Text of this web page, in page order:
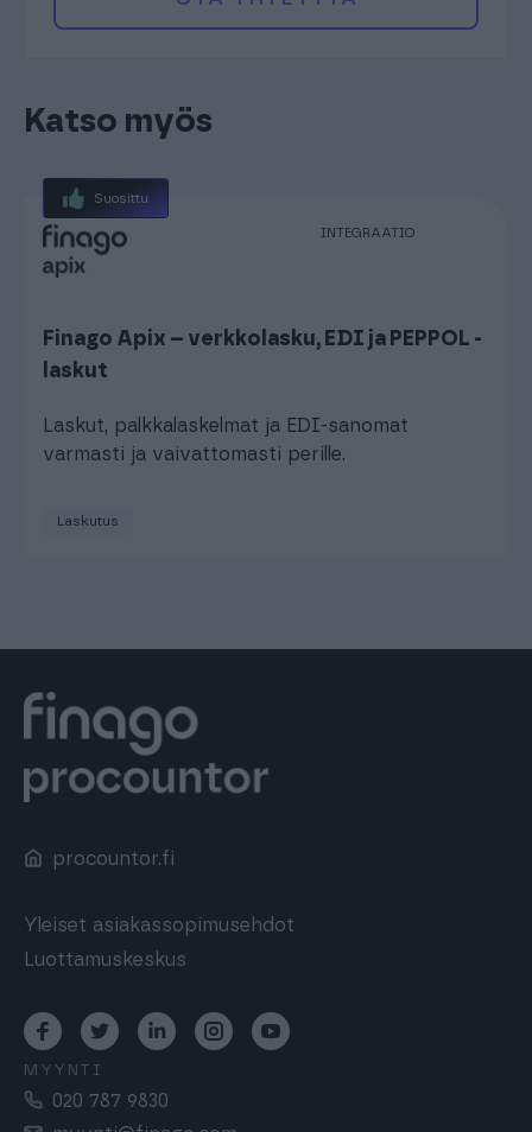
Katso myös
Suosittu
INTEGRAATIO
Finago Apix – verkkolasku, EDI ja PEPPOL -
laskut
Laskut, palkkalaskelmat ja EDI-sanomat
varmasti ja vaivattomasti perille.
Laskutus
procountor.fi
Yleiset asiakassopimusehdot
Luottamuskeskus
MYYNTI
020 787 9830